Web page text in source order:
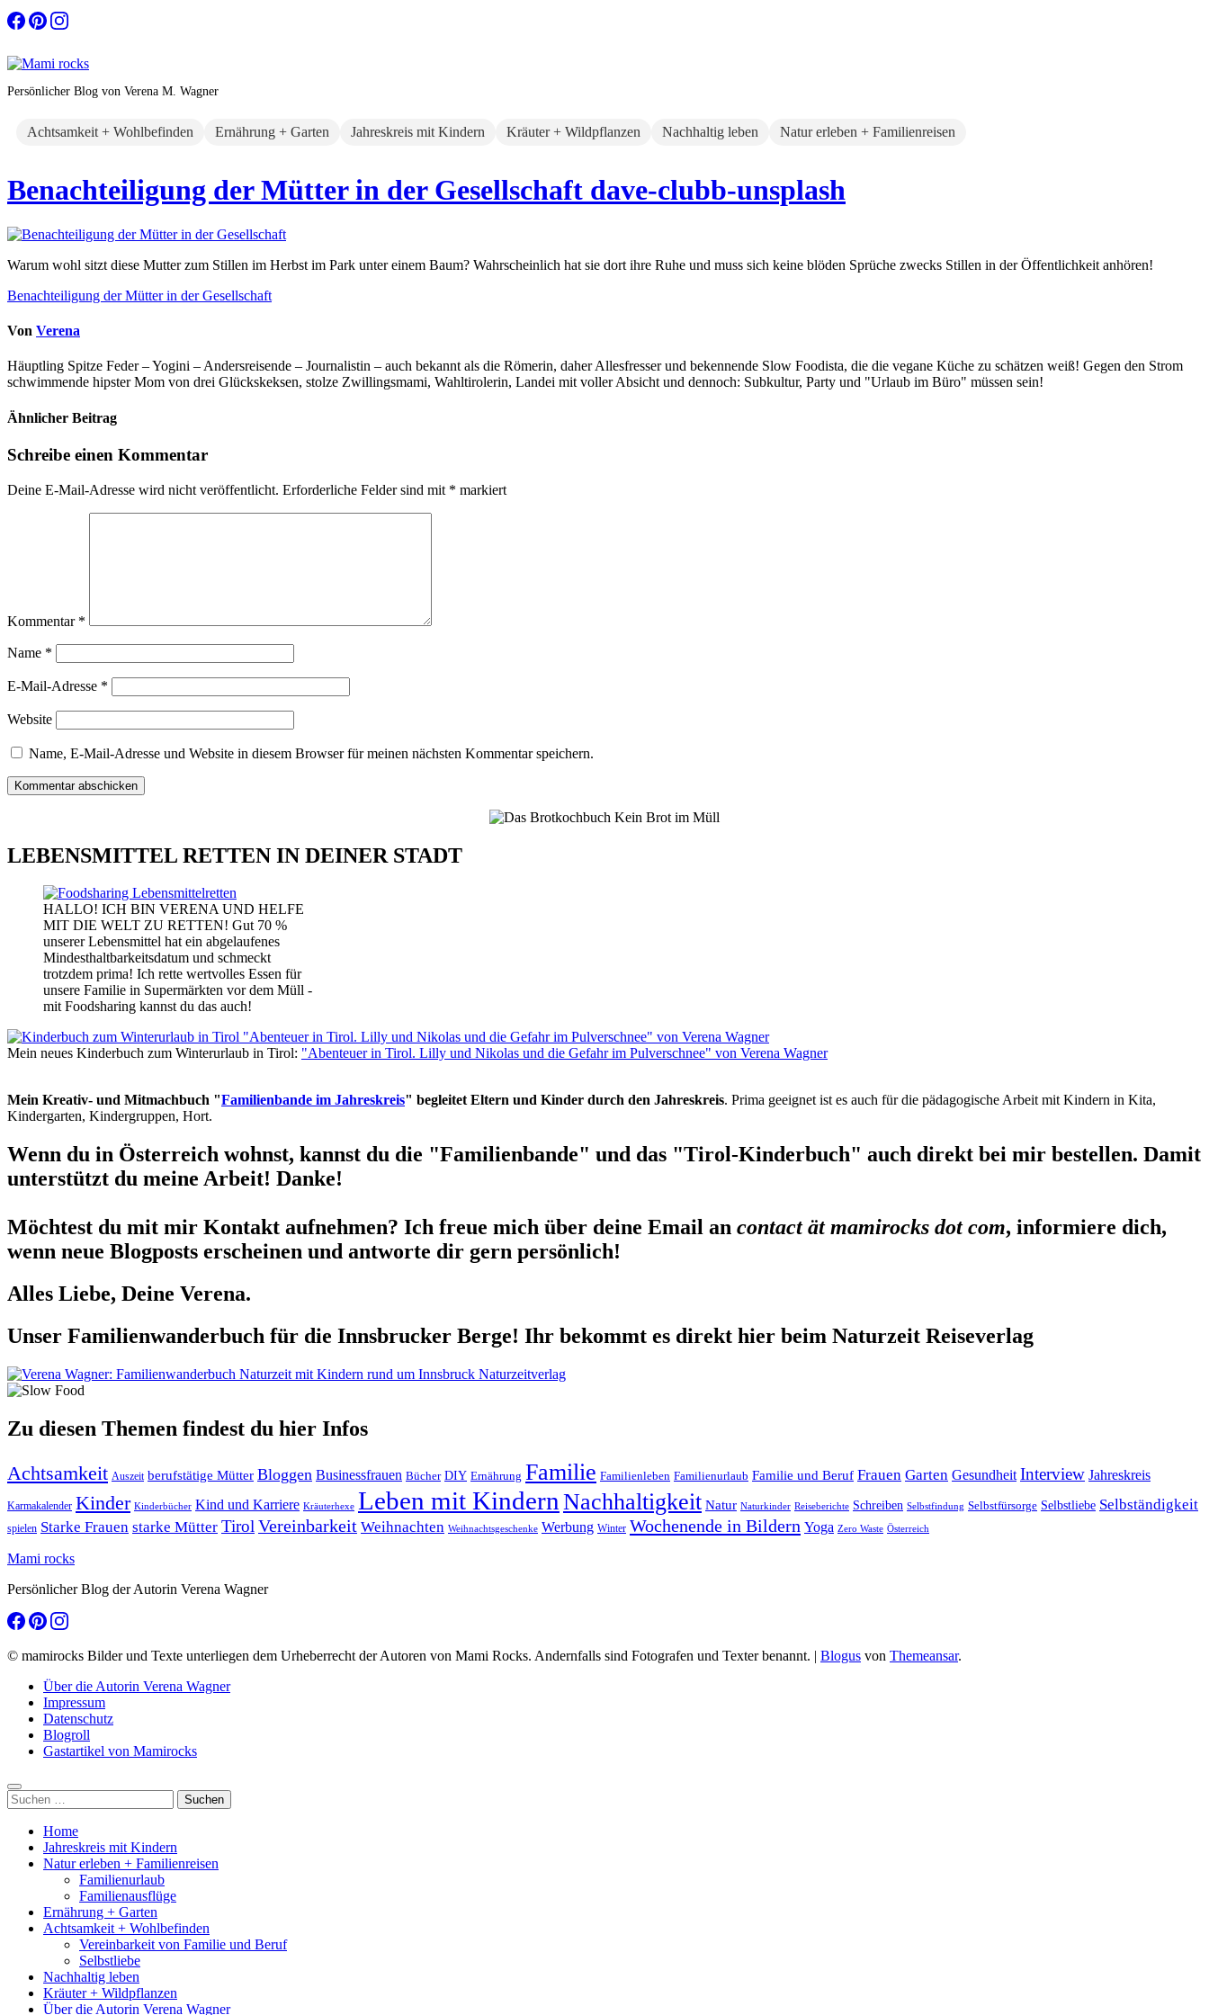
Zum
Inhalt
Persönlicher Blog von Verena M. Wagner
Achtsamkeit + Wohlbefinden Ernährung + Garten Jahreskreis mit Kindern Kräuter + Wildpflanzen Nachhaltig leben Natur erleben + Familienreisen
Benachteiligung der Mütter in der Gesellschaft dave-clubb-unsplash
Warum wohl sitzt diese Mutter zum Stillen im Herbst im Park unter einem Baum? Wahrscheinlich hat sie dort ihre Ruhe und muss sich keine blöden Sprüche zwecks Stillen in der Öffentlichkeit anhören!
Beitragsnavigation
Benachteiligung der Mütter in der Gesellschaft
Von Verena
Häuptling Spitze Feder – Yogini – Andersreisende – Journalistin – auch bekannt als die Römerin, daher Allesfresser und bekennende Slow Foodista, die die vegane Küche zu schätzen weiß! Gegen den Strom
schwimmende hipster Mom von drei Glückskeksen, stolze Zwillingsmami, Wahltirolerin, Landei mit voller Absicht und dennoch: Subkultur, Party und "Urlaub im Büro" müssen sein!
Ähnlicher Beitrag
Schreibe einen Kommentar
Deine E-Mail-Adresse wird nicht veröffentlicht. Erforderliche Felder sind mit * markiert
Kommentar *
Name *
E-Mail-Adresse *
Website
Name, E-Mail-Adresse und Website in diesem Browser für meinen nächsten Kommentar speichern.
LEBENSMITTEL RETTEN IN DEINER STADT
HALLO! ICH BIN VERENA UND HELFE
MIT DIE WELT ZU RETTEN! Gut 70 %
unserer Lebensmittel hat ein abgelaufenes
Mindesthaltbarkeitsdatum und schmeckt
trotzdem prima! Ich rette wertvolles Essen für
unsere Familie in Supermärkten vor dem Müll -
mit Foodsharing kannst du das auch!
Mein neues Kinderbuch zum Winterurlaub in Tirol: "Abenteuer in Tirol. Lilly und Nikolas und die Gefahr im Pulverschnee" von Verena Wagner
Mein Kreativ- und Mitmachbuch "Familienbande im Jahreskreis" begleitet Eltern und Kinder durch den Jahreskreis. Prima geeignet ist es auch für die pädagogische Arbeit mit Kindern in Kita,
Kindergarten, Kindergruppen, Hort.
Wenn du in Österreich wohnst, kannst du die "Familienbande" und das "Tirol-Kinderbuch" auch direkt bei mir bestellen. Damit
unterstützt du meine Arbeit! Danke!
Möchtest du mit mir Kontakt aufnehmen? Ich freue mich über deine Email an contact ät mamirocks dot com, informiere dich,
wenn neue Blogposts erscheinen und antworte dir gern persönlich!
Alles Liebe, Deine Verena.
Unser Familienwanderbuch für die Innsbrucker Berge! Ihr bekommt es direkt hier beim Naturzeit Reiseverlag
Zu diesen Themen findest du hier Infos
Achtsamkeit Auszeit berufstätige Mütter Bloggen Businessfrauen Bücher DIY Ernährung Familie Familienleben Familienurlaub Familie und Beruf Frauen Garten Gesundheit Interview Jahreskreis
Karmakalender Kinder Kinderbücher Kind und Karriere Kräuterhexe Leben mit Kindern Nachhaltigkeit Natur Naturkinder Reiseberichte Schreiben Selbstfindung Selbstfürsorge Selbstliebe Selbständigkeit
spielen Starke Frauen starke Mütter Tirol Vereinbarkeit Weihnachten Weihnachtsgeschenke Werbung Winter Wochenende in Bildern Yoga Zero Waste Österreich
Mami rocks
Persönlicher Blog der Autorin Verena Wagner
© mamirocks Bilder und Texte unterliegen dem Urheberrecht der Autoren von Mami Rocks. Andernfalls sind Fotografen und Texter benannt. | Blogus von Themeansar.
Über die Autorin Verena Wagner
Impressum
Datenschutz
Blogroll
Gastartikel von Mamirocks
Suchen
nach:
Home
Jahreskreis mit Kindern
Natur erleben + Familienreisen
Familienurlaub
Familienausflüge
Ernährung + Garten
Achtsamkeit + Wohlbefinden
Vereinbarkeit von Familie und Beruf
Selbstliebe
Nachhaltig leben
Kräuter + Wildpflanzen
Über die Autorin Verena Wagner